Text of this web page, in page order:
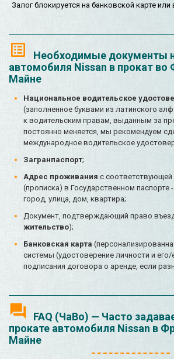
Залог блокируется на банковской карте
Необходимые документы
автомобиля Nissan в прокат во
Майне
Национальное водительское
(заполненное буквами из латинского
к водительским правам, выданным за
постоянно меняется, мы рекомендуем
международное водительское
Загранпаспорт;
Адрес проживания с соответствующей
(прописка) в Государственном паспорте
город, улица, дом, квартира;
Документ, подтверждающий право
жительство);
Банковская карта
системы (удостоверение личности и его/
подписания договора о аренде, если
FAQ (ЧаВо) — Часто
прокате автомобиля Nissan в
Майне